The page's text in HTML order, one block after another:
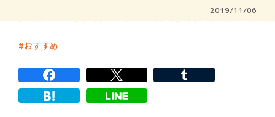
2019/11/06
おすすめ